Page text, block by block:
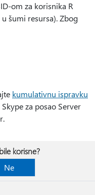
om za korisnika R
šumi resursa). Zbog
kumulativnu ispravku
Skype za posao Server
korisne?
Ne